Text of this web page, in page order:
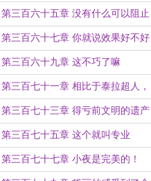
海贼！
第三百六十五章 没有什么可以阻止
男人出海（妈妈除外）
第三百六十七章 你就说效果好不好
吧
第三百六十九章 这不巧了嘛
第三百七十一章 相比于泰拉超人，
身体还是太柔弱了
第三百七十三章 得亏前文明的遗产
足够厚
第三百七十五章 这个就叫专业
第三百七十七章 小夜是完美的！